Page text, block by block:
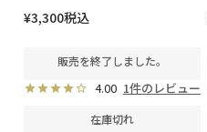
¥3,300税込
販売を終了しました。
4.00 1件のレビュー
在庫切れ